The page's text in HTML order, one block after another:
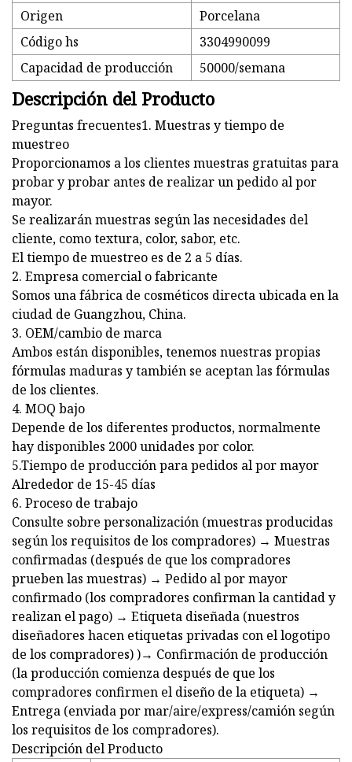
Origen
Porcelana
Código hs
3304990099
Capacidad de producción
50000/semana
Descripción del Producto
Preguntas frecuentes1. Muestras y tiempo de
muestreo
Proporcionamos a los clientes muestras gratuitas para
probar y probar antes de realizar un pedido al por
mayor.
Se realizarán muestras según las necesidades del
cliente, como textura, color, sabor, etc.
El tiempo de muestreo es de 2 a 5 días.
2. Empresa comercial o fabricante
Somos una fábrica de cosméticos directa ubicada en la
ciudad de Guangzhou, China.
3. OEM/cambio de marca
Ambos están disponibles, tenemos nuestras propias
fórmulas maduras y también se aceptan las fórmulas
de los clientes.
4. MOQ bajo
Depende de los diferentes productos, normalmente
hay disponibles 2000 unidades por color.
5.Tiempo de producción para pedidos al por mayor
Alrededor de 15-45 días
6. Proceso de trabajo
Consulte sobre personalización (muestras producidas
según los requisitos de los compradores) → Muestras
confirmadas (después de que los compradores
prueben las muestras) → Pedido al por mayor
confirmado (los compradores confirman la cantidad y
realizan el pago) → Etiqueta diseñada (nuestros
diseñadores hacen etiquetas privadas con el logotipo
de los compradores) )→ Confirmación de producción
(la producción comienza después de que los
compradores confirmen el diseño de la etiqueta) →
Entrega (enviada por mar/aire/express/camión según
los requisitos de los compradores).
Descripción del Producto